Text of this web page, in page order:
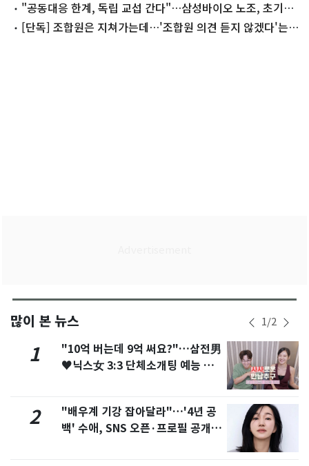
동력 저하
"공동대응 한계, 독립 교섭 간다"…삼성바이오 노조, 초기업
노조와 결별
[단독] 조합원은 지쳐가는데…'조합원 의견 듣지 않겠다'는
많이 본 뉴스 1/2
1
"10억 버는데 9억 써요?"…삼전男
♥닉스女 3:3 단체소개팅 예능 화
2
"배우계 기강 잡아달라"…'4년 공
백' 수애, SNS 오픈·프로필 공개